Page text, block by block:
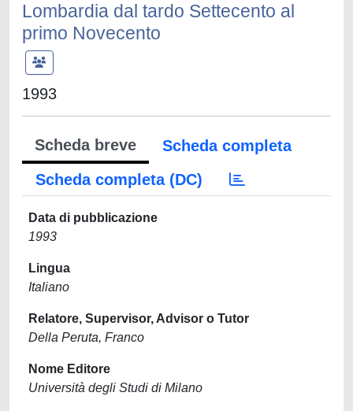
Lombardia dal tardo Settecento al
primo Novecento
1993
Scheda breve
Scheda completa
Scheda completa (DC)
Data di pubblicazione
1993
Lingua
Italiano
Relatore, Supervisor, Advisor o Tutor
Della Peruta, Franco
Nome Editore
Università degli Studi di Milano